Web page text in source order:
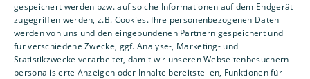
Unternehmen
Kontakt
gespeichert werden bzw. auf solche Informationen auf dem Endgerät
zugegriffen werden, z.B. Cookies. Ihre personenbezogenen Daten
werden von uns und den eingebundenen Partnern gespeichert und
für verschiedene Zwecke, ggf. Analyse-, Marketing- und
Statistikzwecke verarbeitet, damit wir unseren Webseitenbesuchern
personalisierte Anzeigen oder Inhalte bereitstellen, Funktionen für